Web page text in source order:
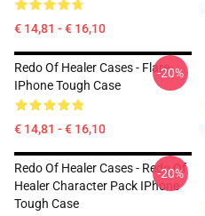
€ 14,81 - € 16,10
Redo Of Healer Cases - Flare
IPhone Tough Case
€ 14,81 - € 16,10
-20%
Redo Of Healer Cases - Redo Of
Healer Character Pack IPhone
Tough Case
-20%